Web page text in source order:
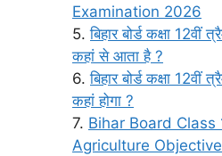
Examination 2026
बिहार बोर्ड कक्षा 12वीं
कहां से आता है ?
बिहार बोर्ड कक्षा 12वीं
कहां होगा ?
Bihar Board Class
Agriculture